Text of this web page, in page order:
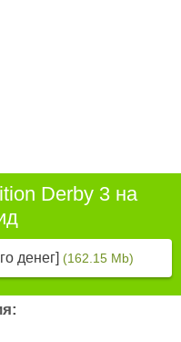
Derby 3 на
денег] (162.15 Mb)